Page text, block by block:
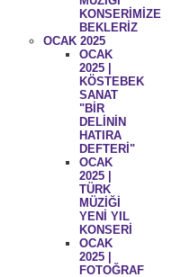
KONSERİMİZE
BEKLERİZ
OCAK 2025
OCAK
2025 |
KÖSTEBEK
SANAT
"BİR
DELİNİN
HATIRA
DEFTERİ"
OCAK
2025 |
TÜRK
MÜZİĞİ
YENİ YIL
KONSERİ
OCAK
2025 |
FOTOĞRAF